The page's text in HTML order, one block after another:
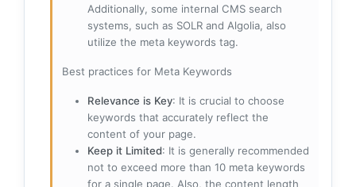
Additionally, some internal CMS search
systems, such as SOLR and Algolia, also
utilize the meta keywords tag.
Best practices for Meta Keywords
Relevance is Key: It is crucial to choose
keywords that accurately reflect the
content of your page.
Keep it Limited: It is generally recommended
not to exceed more than 10 meta keywords
for a single page. Also, the content length